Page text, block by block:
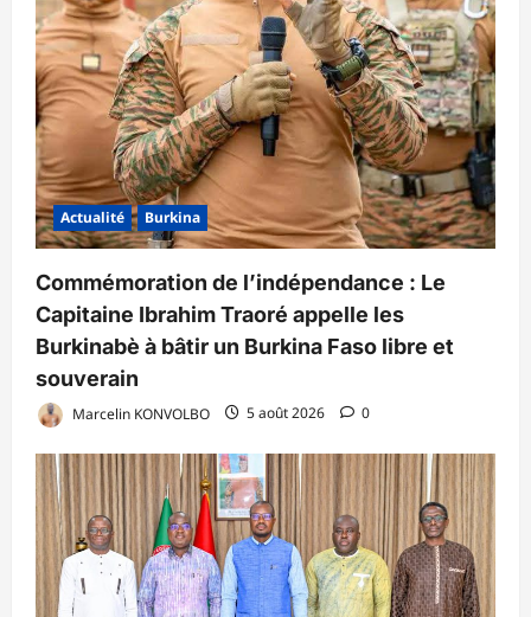
Actualité Burkina
Commémoration de l’indépendance : Le
Capitaine Ibrahim Traoré appelle les
Burkinabè à bâtir un Burkina Faso libre et
souverain
Marcelin KONVOLBO 5 août 2026 0